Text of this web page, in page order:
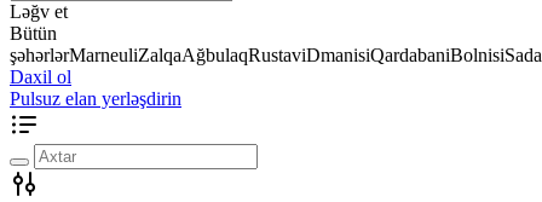
Ləğv et
Bütün
şəhərlərMarneuliZalqaAğbulaqRustaviDmanisiQardabaniBolnisi
Daxil ol
Pulsuz elan yerləşdirin